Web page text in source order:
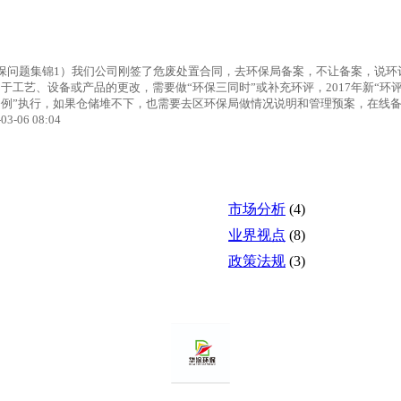
问题集锦1）我们公司刚签了危废处置合同，去环保局备案，不让备案，说
工艺、设备或产品的更改，需要做“环保三同时”或补充环评，2017年新“环
”执行，如果仓储堆不下，也需要去区环保局做情况说明和管理预案，在线
06 08:04
市场分析 (4)
业界视点 (8)
政策法规 (3)